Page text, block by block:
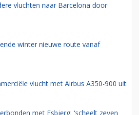
vluchten naar Barcelona door
winter nieuwe route vanaf
vlucht met Airbus A350-900 uit
met Esbjerg: 'scheelt zeven